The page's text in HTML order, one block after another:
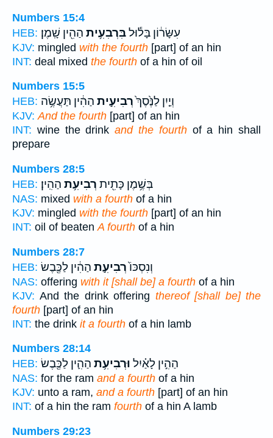
Numbers 15:4
HEB:
עִשָּׂר֔וֹן בָּל֕וּלבִּרְבִעִ֥ית הַהִ֖ין שָֽׁמֶן׃
KJV: mingled with the fourth [part] of an hin
INT: deal mixed the fourth of a hin of oil
Numbers 15:5
HEB:
וְיַ֤יִן לַנֶּ֙סֶךְ֙רְבִיעִ֣ית הַהִ֔ין תַּעֲשֶׂ֥ה
KJV: And the fourth [part] of an hin
INT: wine the drinkand the fourthof a hin shall
prepare
Numbers 28:5
HEB:
בְּשֶׁ֥מֶן כָּתִ֖ית רְבִיעִ֥ת הַהִֽין׃
NAS: mixed with a fourth of a hin
KJV: mingled with the fourth [part] of an hin
INT: oil of beaten A fourth of a hin
Numbers 28:7
HEB:
וְנִסְכּוֹ֙רְבִיעִ֣ת הַהִ֔ין לַכֶּ֖בֶשׂ
NAS: offering with it [shall be] a fourth of a hin
KJV: And the drink offering thereof [shall be] the
fourth [part] of an hin
INT: the drink it a fourth of a hin lamb
Numbers 28:14
HEB:
הַהִ֣ין לָאַ֗יִל וּרְבִיעִ֥ת הַהִ֛ין לַכֶּ֖בֶשׂ
NAS: for the ram and a fourth of a hin
KJV: unto a ram, and a fourth [part] of an hin
INT: of a hin the ram fourth of a hin A lamb
Numbers 29:23